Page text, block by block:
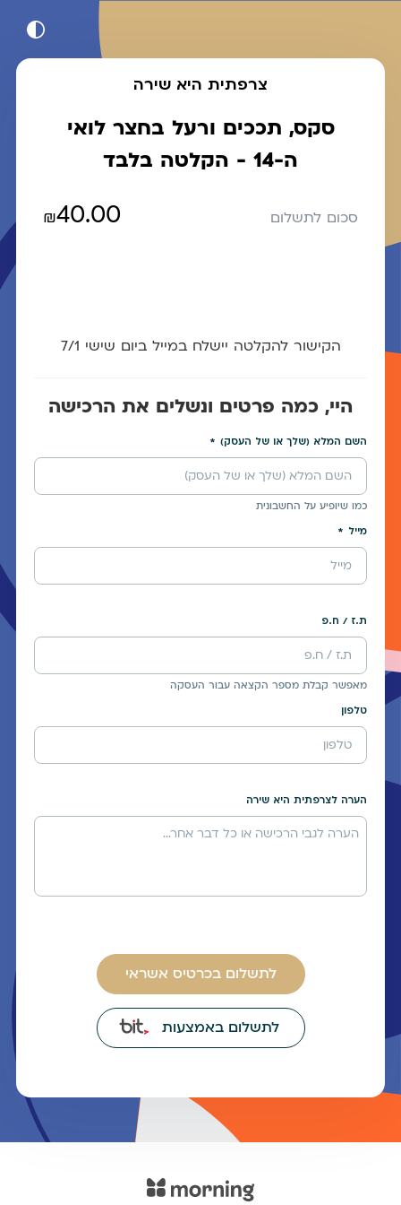
צרפתית היא שירה
סקס, תככים ורעל בחצר לואי
ה-14 - הקלטה בלבד
סכום לתשלום ₪40.00
הקישור להקלטה יישלח במייל ביום שישי 7/1
היי, כמה פרטים ונשלים את הרכישה
השם המלא (שלך או של העסק)
כמו שיופיע על החשבונית
מייל
ת.ז / ח.פ
מאפשר קבלת מספר הקצאה עבור העסקה
טלפון
הערה לצרפתית היא שירה
לתשלום בכרטיס אשראי
לתשלום באמצעות